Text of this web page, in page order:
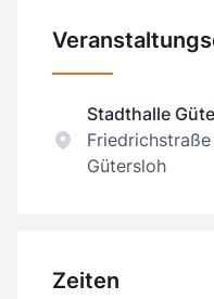
Stadthalle
Gütersloh
Zeiten